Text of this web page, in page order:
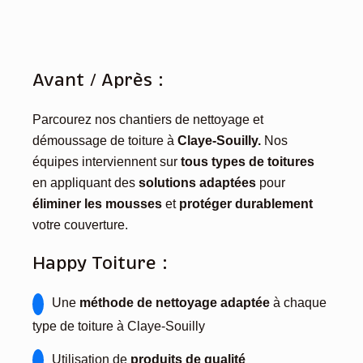
Avant / Après :
Parcourez nos chantiers de nettoyage et
démoussage de toiture à Claye-Souilly.Nos
équipes interviennent sur tous types de toitures
en appliquant des solutions adaptées pour
éliminer les mousseset protéger durablement
votre couverture.
Happy Toiture :
Une méthode de nettoyage adaptée à chaque
type de toiture à Claye-Souilly
Utilisation de produits de qualité